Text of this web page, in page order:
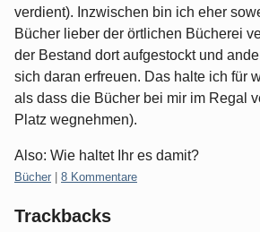
verdient). Inzwischen bin ich eher
Bücher lieber der örtlichen Bücherei
der Bestand dort aufgestockt und
sich daran erfreuen. Das halte ich für
als dass die Bücher bei mir im Regal
Platz wegnehmen).
Also: Wie haltet Ihr es damit?
Kategorien:
Bücher 8 Kommentare
Trackbacks